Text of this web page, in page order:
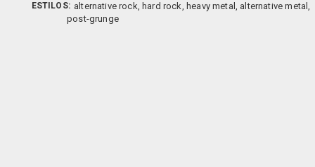
ESTILOS: alternative rock, hard rock, heavy metal, alternative metal,
post-grunge